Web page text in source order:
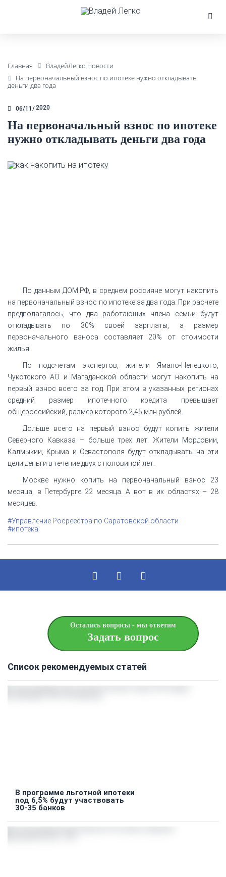
Главная
ВладейЛегко Новости
На первоначальный взнос по ипотеке нужно откладывать
деньги два года
06/11 2020
На первоначальный взнос по ипотеке
нужно откладывать деньги два года
По данным ДОМ.РФ, в среднем россияне могут накопить
на первоначальный взнос по ипотеке за два года. При расчете
предполагалось, что два работающих члена семьи будут
откладывать по 30% своей зарплаты, а размер
первоначального взноса составляет 20% от стоимости
жилья.
По подсчетам экспертов, жители Ямало-Ненецкого,
Чукотского АО и Магаданской области могут накопить на
первый взнос всего за год. При этом в указанных регионах
средний размер ипотечного кредита превышает
общероссийский, размер которого 2,45 млн рублей.
Дольше всего на первый взнос будут копить жители
Северного Кавказа – больше трех лет. Жители Мордовии,
Калмыкии, Крыма и Севастополя будут откладывать на эти
цели деньги в течение двух с половиной лет.
Москве нужно копить на первоначальный взнос 23
месяца, в Петербурге 22 месяца. А вот в их областях – 28
месяцев.
#Управление Росреестра по Саратовской области
#ипотека
Остались вопросы - мы ответим
Задать вопрос
Список рекомендуемых статей
В программе льготной ипотеки
под 6,5% будут участвовать
30-35 банков